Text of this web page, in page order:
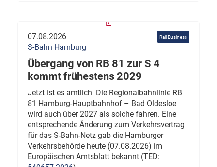
Rail Business
07.08.2026
S-Bahn Hamburg
Übergang von RB 81 zur S 4
kommt frühestens 2029
Jetzt ist es amtlich: Die Regionalbahnlinie RB
81 Hamburg-Hauptbahnhof – Bad Oldesloe
wird auch über 2027 als solche fahren. Eine
entsprechende Änderung zum Verkehrsvertrag
für das S-Bahn-Netz gab die Hamburger
Verkehrsbehörde heute (07.08.2026) im
Europäischen Amtsblatt bekannt (TED: